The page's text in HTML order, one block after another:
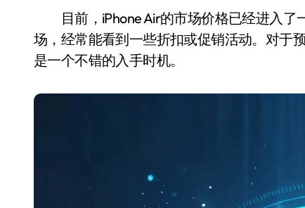
目前，iPhone Air的市场价格已经进入了
场，经常能看到一些折扣或促销活动。对于
是一个不错的入手时机。